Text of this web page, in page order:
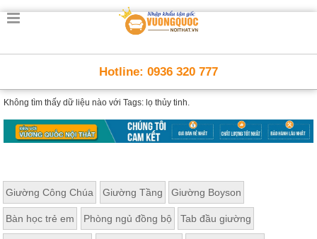
Hotline: 0936 320 777
Không tìm thấy dữ liệu nào với Tags: lọ thủy tinh.
Giường Công Chúa Giường Tầng Giường Boyson
Bàn học trẻ em Phòng ngủ đồng bộ Tab đầu giường